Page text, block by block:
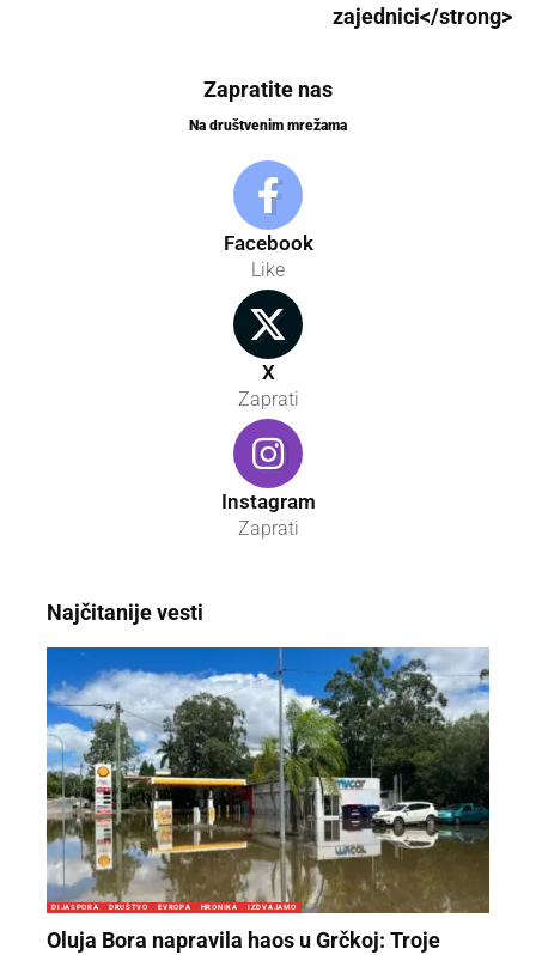
zajednici</strong>
Zapratite nas
Na društvenim mrežama
Facebook
Like
X
Zaprati
Instagram
Zaprati
Najčitanije vesti
DIJASPORA DRUŠTVO EVROPA HRONIKA IZDVAJAMO
Oluja Bora napravila haos u Grčkoj: Troje